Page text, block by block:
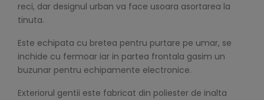
reci, dar designul urban va face usoara asortarea la
tinuta.
Este echipata cu bretea pentru purtare pe umar, se
inchide cu fermoar iar in partea frontala gasim un
buzunar pentru echipamente electronice.
Exteriorul gentii este fabricat din poliester de inalta